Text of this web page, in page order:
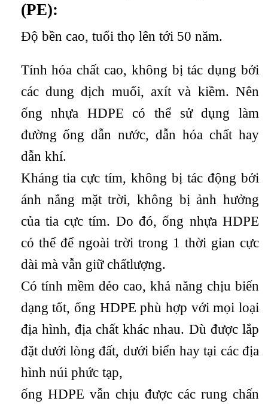
(PE):
Độ bền cao, tuổi thọ lên tới 50 năm.
Tính hóa chất cao, không bị tác dụng bởi
các dung dịch muối, axít và kiềm. Nên
ống nhựa HDPE có thể sử dụng làm
đường ống dẫn nước, dẫn hóa chất hay
dẫn khí.
Kháng tia cực tím, không bị tác động bởi
ánh nắng mặt trời, không bị ảnh hưởng
của tia cực tím. Do đó, ống nhựa HDPE
có thể để ngoài trời trong 1 thời gian cực
dài mà vẫn giữ chấtlượng.
Có tính mềm dẻo cao, khả năng chịu biến
dạng tốt, ống HDPE phù hợp với mọi loại
địa hình, địa chất khác nhau. Dù được lắp
đặt dưới lòng đất, dưới biển hay tại các địa
hình núi phức tạp,
ống HDPE vẫn chịu được các rung chấn